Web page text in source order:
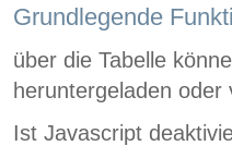
Grundlegende
über die Tabelle
heruntergeladen oder
Ist Javascript